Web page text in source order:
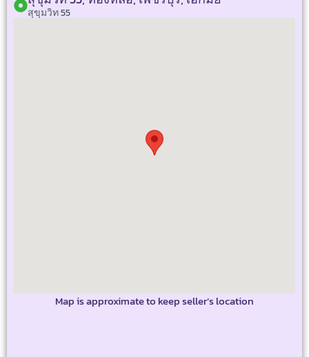
สุขุมวิท 55
Map is approximate to keep seller’s location